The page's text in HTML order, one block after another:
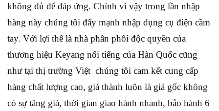
không đủ để đáp ứng. Chính vì vậy trong lần nhập
hàng này chúng tôi đẩy mạnh nhập dụng cụ điện cầm
tay. Với lợi thế là nhà phân phối độc quyền của
thương hiệu Keyang nổi tiếng của Hàn Quốc cũng
như tại thị trường Việt chúng tôi cam kết cung cấp
hàng chất lượng cao, giá thành luôn là giá gốc không
có sự tăng giá, thời gian giao hành nhanh, bảo hành 6